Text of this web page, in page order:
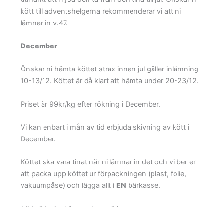
kött till adventshelgerna rekommenderar vi att ni
lämnar in v.47.
December
Önskar ni hämta köttet strax innan jul gäller inlämning
10-13/12. Köttet är då klart att hämta under 20-23/12.
Priset är 99kr/kg efter rökning i December.
Vi kan enbart i mån av tid erbjuda skivning av kött i
December.
Köttet ska vara tinat när ni lämnar in det och vi ber er
att packa upp köttet ur förpackningen (plast, folie,
vakuumpåse) och lägga allt i EN bärkasse.